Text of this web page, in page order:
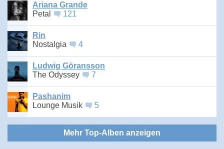
Ariana Grande
Petal
121
Rin
Nostalgia
4
Ludwig Göransson
The Odyssey
7
Pashanim
Lounge Musik
5
Mehr Top-Alben anzeigen